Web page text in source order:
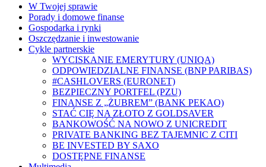
W Twojej sprawie
Porady i domowe finanse
Gospodarka i rynki
Oszczędzanie i inwestowanie
Cykle partnerskie
WYCISKANIE EMERYTURY (UNIQA)
ODPOWIEDZIALNE FINANSE (BNP PARIBAS)
#CASHLOVERS (EURONET)
BEZPIECZNY PORTFEL (PZU)
FINANSE Z „ŻUBREM” (BANK PEKAO)
STAĆ CIĘ NA ZŁOTO Z GOLDSAVER
BANKOWOŚĆ NA NOWO Z UNICREDIT
PRIVATE BANKING BEZ TAJEMNIC Z CITI
BE INVESTED BY SAXO
DOSTĘPNE FINANSE